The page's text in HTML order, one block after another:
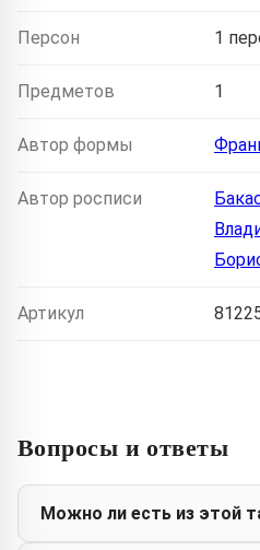
Персон 1
Предметов 1
Автор формы
Автор росписи
Артикул
Вопросы и ответы
Можно ли есть из этой